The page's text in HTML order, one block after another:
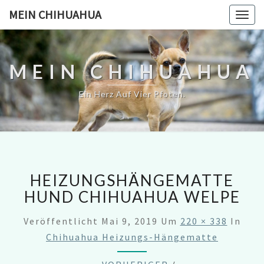
MEIN CHIHUAHUA
MEIN CHIHUAHUA
Ein Herz Auf Vier Pfoten.
HEIZUNGSHÄNGEMATTE
HUND CHIHUAHUA WELPE
Veröffentlicht Mai 9, 2019 Um 220 × 338 In
Chihuahua Heizungs-Hängematte